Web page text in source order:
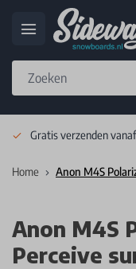
Gratis verzenden
Home Anon M4S
Anon M4S
Perceive